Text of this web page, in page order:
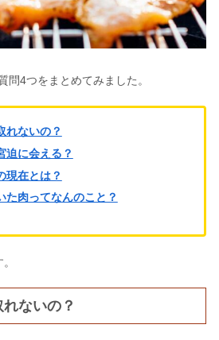
問4つをまとめてみました。
れないの？
迫に会える？
現在とは？
た肉ってなんのこと？
ないの？